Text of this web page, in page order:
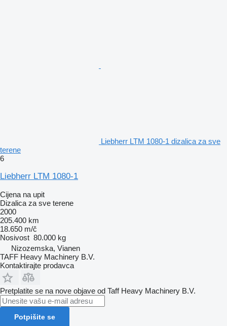
Liebherr LTM 1080-1 dizalica za sve
terene
6
Liebherr LTM 1080-1
Cijena na upit
Dizalica za sve terene
2000
205.400 km
18.650 m/č
Nosivost 80.000 kg
Nizozemska, Vianen
TAFF Heavy Machinery B.V.
Kontaktirajte prodavca
Pretplatite se na nove objave od Taff Heavy Machinery B.V.
Potpišite se